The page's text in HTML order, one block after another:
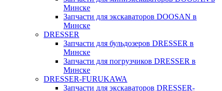
Минске
Запчасти для экскаваторов DOOSAN в
Минске
DRESSER
Запчасти для бульдозеров DRESSER в
Минске
Запчасти для погрузчиков DRESSER в
Минске
DRESSER-FURUKAWA
Запчасти для экскаваторов DRESSER-